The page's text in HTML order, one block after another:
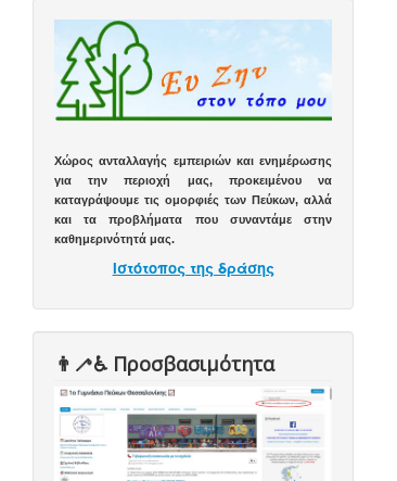
Χώρος ανταλλαγής εμπειριών και ενημέρωσης
για την περιοχή μας, προκειμένου να
καταγράψουμε τις ομορφιές των Πεύκων, αλλά
και τα προβλήματα που συναντάμε στην
καθημερινότητά μας.
Ιστότοπος της δράσης
👨‍🦯♿️ Προσβασιμότητα